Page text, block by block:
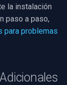
la instalación
paso a paso,
para problemas